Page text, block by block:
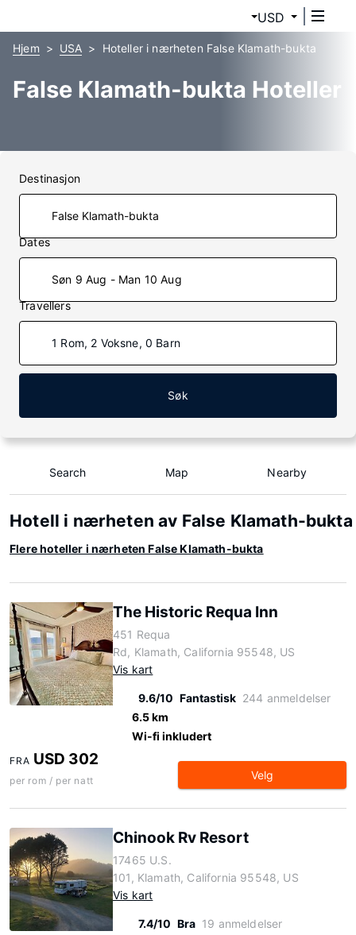
USD
Hjem USA Hoteller i nærheten False Klamath-bukta
False Klamath-bukta Hoteller
Destinasjon
Dates
Søn 9 Aug - Man 10 Aug
Travellers
1 Rom, 2 Voksne, 0 Barn
Søk
Search Map Nearby
Hotell i nærheten av False Klamath-bukta
Flere hoteller i nærheten False Klamath-bukta
The Historic Requa Inn
451 Requa
Rd, Klamath, California 95548, US
Vis kart
9.6/10 Fantastisk 244 anmeldelser
6.5 km
Wi-fi inkludert
FRA USD 302
per rom / per natt Velg
Chinook Rv Resort
17465 U.S.
101, Klamath, California 95548, US
Vis kart
7.4/10 Bra 19 anmeldelser